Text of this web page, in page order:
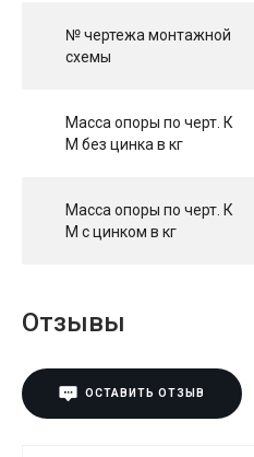
№ чертежа монтажной
схемы
Масса опоры по черт. К
М без цинка в кг
Масса опоры по черт. К
М с цинком в кг
Отзывы
ОСТАВИТЬ ОТЗЫВ